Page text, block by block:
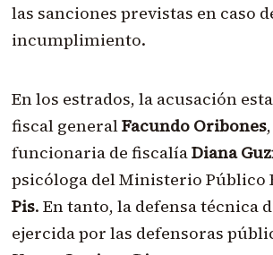
las sanciones previstas en caso
incumplimiento.
En los estrados, la acusación
fiscal generalFacundo Oribones
funcionaria de fiscalíaDiana
psicóloga del Ministerio Público
Pis. En tanto, la defensa técnica
ejercida por las defensoras